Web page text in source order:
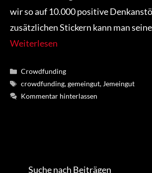
wir so auf 10.000 positive
zusätzlichen Stickern kann man
Weiterlesen
Kategorien
Crowdfunding
Schlagwörter
crowdfunding,gemeingut, Jemeingut
Kommentar hinterlassen
Suche nach Beiträgen